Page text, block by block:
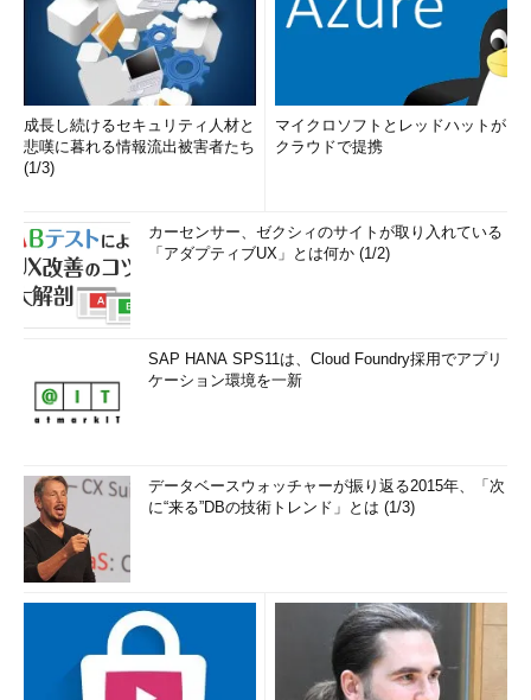
成長し続けるセキュリティ人材と
悲嘆に暮れる情報流出被害者たち
(1/3)
マイクロソフトとレッドハットが
クラウドで提携
カーセンサー、ゼクシィのサイトが取り入れている
「アダプティブUX」とは何か (1/2)
SAP HANA SPS11は、Cloud Foundry採用でアプリ
ケーション環境を一新
データベースウォッチャーが振り返る2015年、「次
に“来る”DBの技術トレンド」とは (1/3)